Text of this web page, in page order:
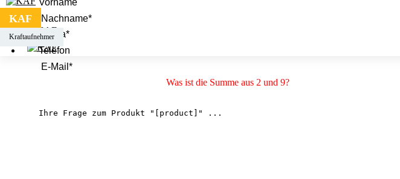
KAF
Kraftaufnehmer
Was ist die Summe aus 2 und 9?